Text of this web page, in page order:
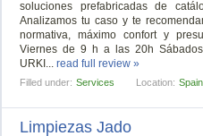
soluciones prefabricadas de
Analizamos tu caso y te
normativa, máximo confort y
Viernes de 9 h a las 20h
URKI...read full review »
Filled under: Services Location: Spain
Limpiezas Jado